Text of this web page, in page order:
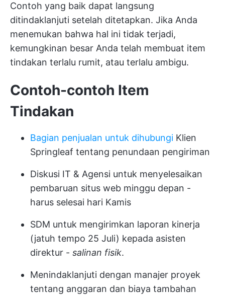
Contoh yang baik dapat langsung
ditindaklanjuti setelah ditetapkan. Jika Anda
menemukan bahwa hal ini tidak terjadi,
kemungkinan besar Anda telah membuat item
tindakan terlalu rumit, atau terlalu ambigu.
Contoh-contoh Item
Tindakan
Bagian penjualan untuk dihubungi Klien
Springleaf tentang penundaan pengiriman
Diskusi IT & Agensi untuk menyelesaikan
pembaruan situs web minggu depan -
harus selesai hari Kamis
SDM untuk mengirimkan laporan kinerja
(jatuh tempo 25 Juli) kepada asisten
direktur - salinan fisik.
Menindaklanjuti dengan manajer proyek
tentang anggaran dan biaya tambahan